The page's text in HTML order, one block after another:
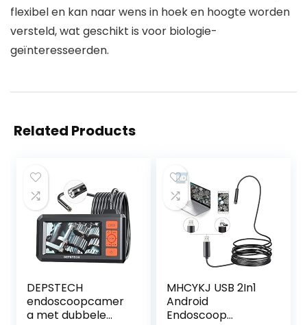
flexibel en kan naar wens in hoek en hoogte worden
versteld, wat geschikt is voor biologie-
geïnteresseerden.
Related Products
DEPSTECH
endoscoopcamer
a met dubbele
MHCYKJ USB 2In1
Android
Endoscoop